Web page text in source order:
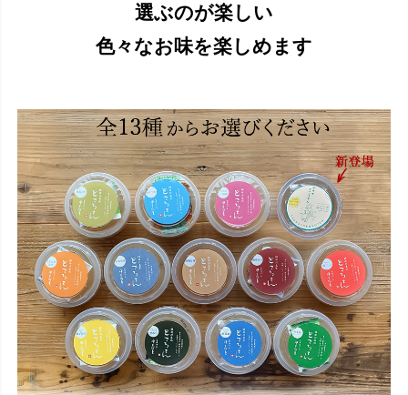
選ぶのが楽しい
色々なお味を楽しめます